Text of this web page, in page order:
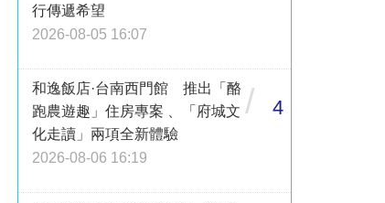
行傳遞希望
2026-08-05 16:07
和逸飯店·台南西門館 推出「酪
跑農遊趣」住房專案 、「府城文
化走讀」兩項全新體驗
2026-08-06 16:19
/ 4